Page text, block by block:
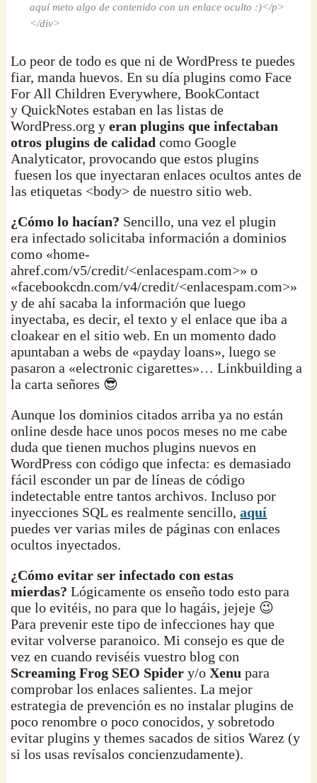
aquí meto algo de contenido con un enlace oculto :)</p>
</div>
Lo peor de todo es que ni de WordPress te puedes
fiar, manda huevos. En su día plugins como Face
For All Children Everywhere, BookContact
y QuickNotes estaban en las listas de
WordPress.org yeran plugins que infectaban
otros plugins de calidad como Google
Analyticator, provocando que estos plugins
fuesen los que inyectaran enlaces ocultos antes de
las etiquetas <body> de nuestro sitio web.
¿Cómo lo hacían? Sencillo, una vez el plugin
era infectado solicitaba información a dominios
como «home-
ahref.com/v5/credit/<enlacespam.com>» o
«facebookcdn.com/v4/credit/<enlacespam.com>»
y de ahí sacaba la información que luego
inyectaba, es decir, el texto y el enlace que iba a
cloakear en el sitio web. En un momento dado
apuntaban a webs de «payday loans», luego se
pasaron a «electronic cigarettes»… Linkbuilding a
la carta señores 😎
Aunque los dominios citados arriba ya no están
online desde hace unos pocos meses no me cabe
duda que tienen muchos plugins nuevos en
WordPress con código que infecta: es demasiado
fácil esconder un par de líneas de código
indetectable entre tantos archivos. Incluso por
inyecciones SQL es realmente sencillo,aquí
puedes ver varias miles de páginas con enlaces
ocultos inyectados.
¿Cómo evitar ser infectado con estas
mierdas? Lógicamente os enseño todo esto para
que lo evitéis, no para que lo hagáis, jejeje 😉
Para prevenir este tipo de infecciones hay que
evitar volverse paranoico. Mi consejo es que de
vez en cuando reviséis vuestro blog con
Screaming Frog SEO Spider y/oXenu para
comprobar los enlaces salientes. La mejor
estrategia de prevención es no instalar plugins de
poco renombre o poco conocidos, y sobretodo
evitar plugins y themes sacados de sitios Warez (y
si los usas revísalos concienzudamente).